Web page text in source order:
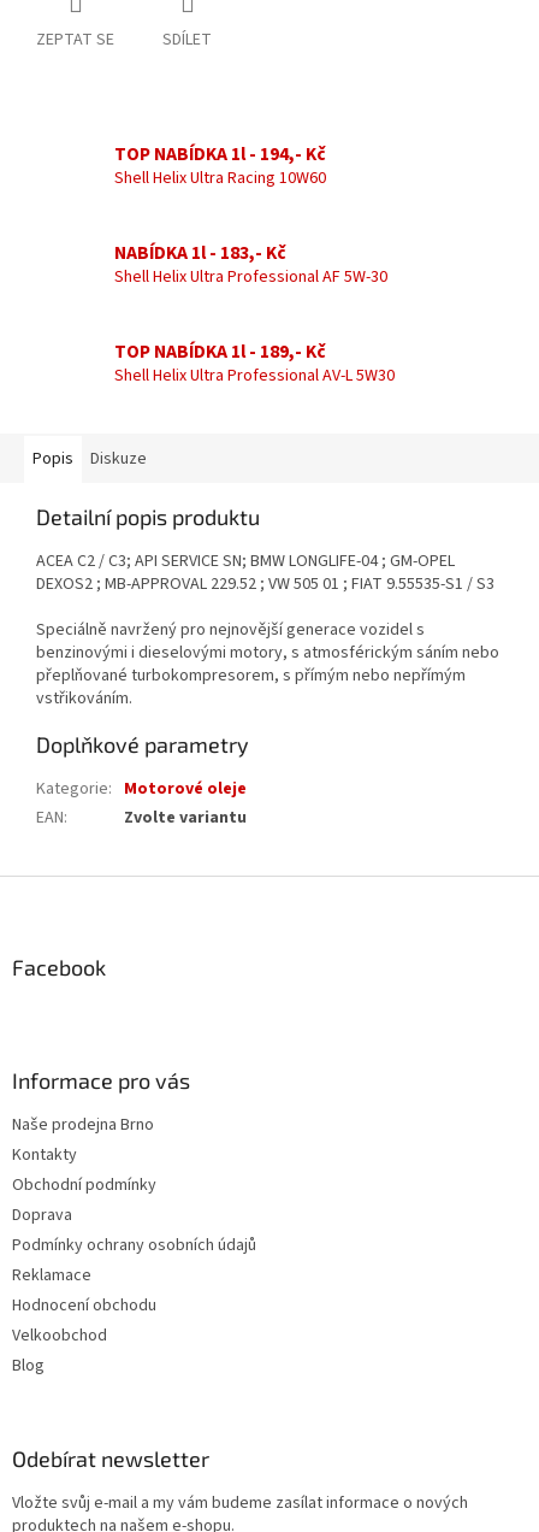
ZEPTAT SE SDÍLET
TOP NABÍDKA 1l - 194,- Kč
Shell Helix Ultra Racing 10W60
NABÍDKA 1l - 183,- Kč
Shell Helix Ultra Professional AF 5W-30
TOP NABÍDKA 1l - 189,- Kč
Shell Helix Ultra Professional AV-L 5W30
Popis Diskuze
Detailní popis produktu
ACEA C2 / C3; API SERVICE SN; BMW LONGLIFE-04 ; GM-OPEL
DEXOS2 ; MB-APPROVAL 229.52 ; VW 505 01 ; FIAT 9.55535-S1 / S3
Speciálně navržený pro nejnovější generace vozidel s
benzinovými i dieselovými motory, s atmosférickým sáním nebo
přeplňované turbokompresorem, s přímým nebo nepřímým
vstřikováním.
Doplňkové parametry
Kategorie: Motorové oleje
EAN: Zvolte variantu
Facebook
Informace pro vás
Naše prodejna Brno
Kontakty
Obchodní podmínky
Doprava
Podmínky ochrany osobních údajů
Reklamace
Hodnocení obchodu
Velkoobchod
Blog
Odebírat newsletter
Vložte svůj e-mail a my vám budeme zasílat informace o nových
produktech na našem e-shopu.